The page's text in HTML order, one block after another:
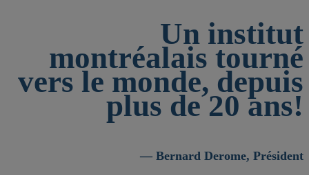
Un institut
montréalais tourné
vers le monde, depuis
plus de 20 ans!
— Bernard Derome, Président